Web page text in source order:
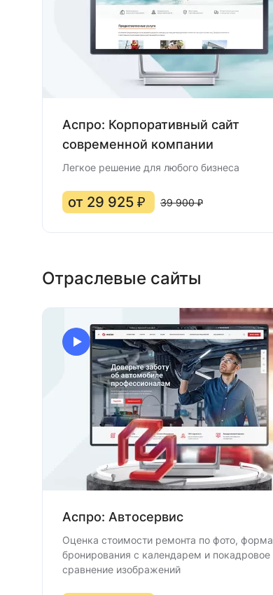
Аспро: Корпоративный сайт
современной компании
Легкое решение для любого бизнеса
от 29 925 ₽ 39 900 ₽
Отраслевые сайты
Аспро: Автосервис
Оценка стоимости ремонта по фото, форма
бронирования с календарем и покадровое
сравнение изображений